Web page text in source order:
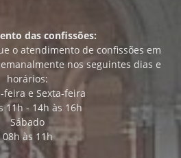
das confissões:
o atendimento de confissões em
nos seguintes dias e
horários:
feira e Sexta-feira
11h - 14h às 16h
Sábado
08h às 11h